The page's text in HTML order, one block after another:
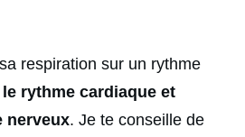
respiration sur un rythme
rythme cardiaque et
nerveux. Je te conseille de